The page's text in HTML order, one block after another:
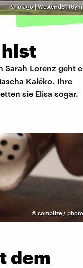
©Imago | Westend61
Lorenz geht
Kaléko. Ihre
sie Elisa sogar.
© complize /
dem